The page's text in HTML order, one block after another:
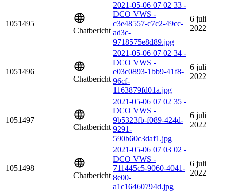
1051495
Chatbericht
2021-05-06 07 02 33 -
DCO VWS -
c3e48557-c7c2-49cc-
ad3c-
9718575e8d89.jpg
6 juli
2022
1051496
Chatbericht
2021-05-06 07 02 34 -
DCO VWS -
e03c0893-1bb9-41f8-
96cf-
1163879fd01a.jpg
6 juli
2022
1051497
Chatbericht
2021-05-06 07 02 35 -
DCO VWS -
9b5323fb-f089-424d-
9291-
590b60c3daf1.jpg
6 juli
2022
1051498
Chatbericht
2021-05-06 07 03 02 -
DCO VWS -
711445c5-9060-4041-
8e00-
a1c16460794d.jpg
6 juli
2022